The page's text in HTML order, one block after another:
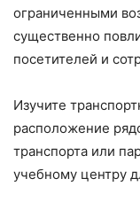
ограниченными
существенно
посетителей и
Изучите
расположение
транспорта или
учебному центру